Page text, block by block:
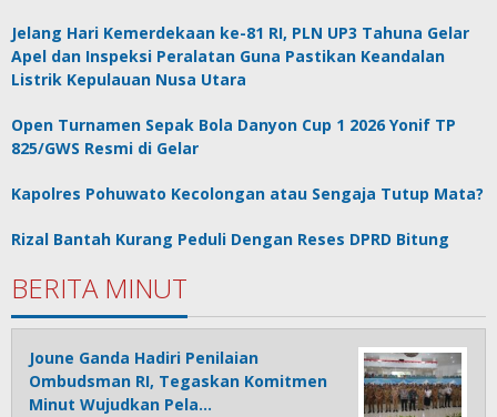
Jelang Hari Kemerdekaan ke-81 RI, PLN UP3 Tahuna Gelar
Apel dan Inspeksi Peralatan Guna Pastikan Keandalan
Listrik Kepulauan Nusa Utara
Open Turnamen Sepak Bola Danyon Cup 1 2026 Yonif TP
825/GWS Resmi di Gelar
Kapolres Pohuwato Kecolongan atau Sengaja Tutup Mata?
Rizal Bantah Kurang Peduli Dengan Reses DPRD Bitung
BERITA MINUT
Joune Ganda Hadiri Penilaian
Ombudsman RI, Tegaskan Komitmen
Minut Wujudkan Pela…